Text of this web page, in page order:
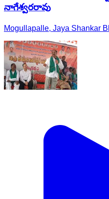
నాగేశ్వరరావు
Mogullapalle, Jaya Shankar